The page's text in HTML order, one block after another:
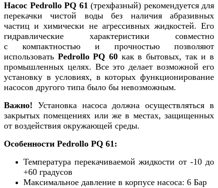
Насос Pedrollo PQ 61 (трехфазный) рекомендуется для
перекачки чистой воды без наличия абразивных
частиц и химически не агрессивных жидкостей. Его
гидравлические характеристики совместно
с компактностью и прочностью позволяют
использовать Pedrollo PQ 60 как в бытовых, так и в
промышленных целях. Все это делает возможной его
установку в условиях, в которых функционирование
насосов другого типа было бы невозможным.
Важно! Установка насоса должна осуществляться в
закрытых помещениях или же в местах, защищенных
от воздействия окружающей среды.
Особенности Pedrollo PQ 61:
Температура перекачиваемой жидкости от -10 до
+60 градусов
Максимальное давление в корпусе насоса: 6 Бар